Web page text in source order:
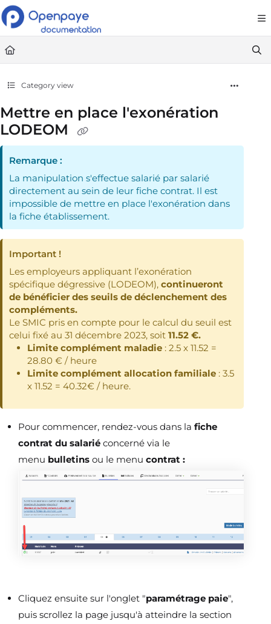
Documentation Index
Fetch the complete documentation index at: https://
Use this file to discover all available pages before exploring further.
Category view
Mettre en place l'exonération
LODEOM
Remarque :
La manipulation s'effectue salarié par salarié
directement au sein de leur fiche contrat. Il est
impossible de mettre en place l'exonération dans
la fiche établissement.
Important !
Les employeurs appliquant l’exonération
spécifique dégressive (LODEOM),continueront
de bénéficier des seuils de déclenchement des
compléments.
Le SMIC pris en compte pour le calcul du seuil est
celui fixé au 31 décembre 2023, soit11.52 €.
Limite complément maladie : 2.5 x 11.52 =
28.80 € / heure
Limite complément allocation familiale : 3.5
x 11.52 = 40.32€ / heure.
Pour commencer, rendez-vous dans la fiche
contrat du salarié concerné via le
menu bulletins ou le menu contrat :
Cliquez ensuite sur l'onglet "paramétrage paie",
puis scrollez la page jusqu'à atteindre la section